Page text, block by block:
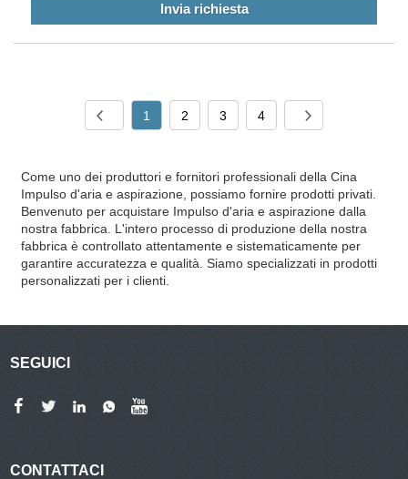
Invia richiesta
1 2 3 4
Come uno dei produttori e fornitori professionali della Cina
Impulso d'aria e aspirazione, possiamo fornire prodotti privati.
Benvenuto per acquistare Impulso d'aria e aspirazione dalla
nostra fabbrica. L'intero processo di produzione della nostra
fabbrica è controllato attentamente e sistematicamente per
garantire accuratezza e qualità. Siamo specializzati in prodotti
personalizzati per i clienti.
SEGUICI
CONTATTACI